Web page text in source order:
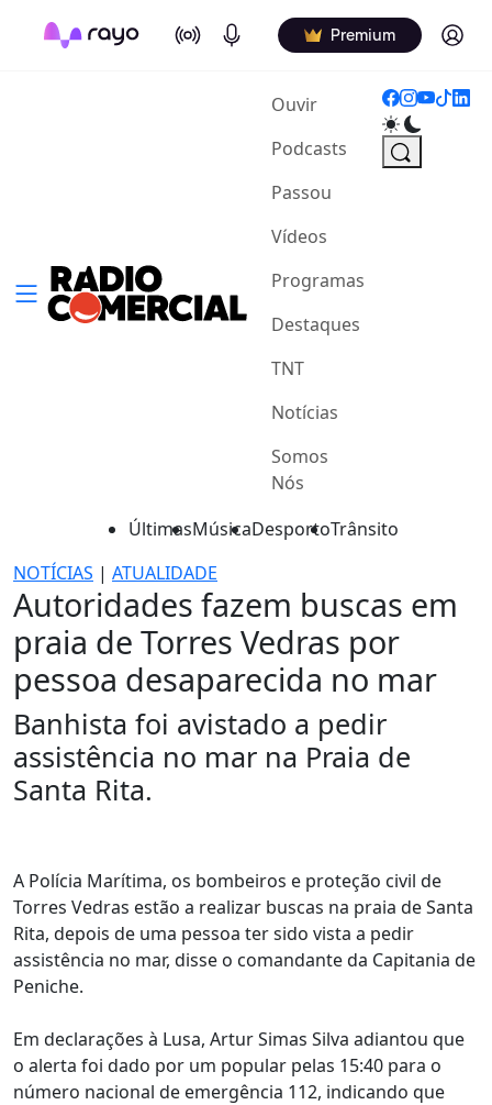
On Air Podcasts Premium Log in
Ouvir(current)
Podcasts
Passou
Vídeos
Programas
Destaques
TNT
Notícias
Somos
Nós
ÚltimasMúsicaDesportoTrânsito
NOTÍCIAS | ATUALIDADE
Autoridades fazem buscas em
praia de Torres Vedras por
pessoa desaparecida no mar
Banhista foi avistado a pedir
assistência no mar na Praia de
Santa Rita.
A Polícia Marítima, os bombeiros e proteção civil de
Torres Vedras estão a realizar buscas na praia de Santa
Rita, depois de uma pessoa ter sido vista a pedir
assistência no mar, disse o comandante da Capitania de
Peniche.
Em declarações à Lusa, Artur Simas Silva adiantou que
o alerta foi dado por um popular pelas 15:40 para o
número nacional de emergência 112, indicando que